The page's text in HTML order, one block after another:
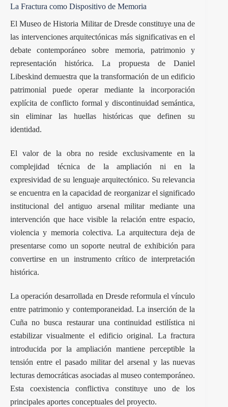
La Fractura como Dispositivo de Memoria
El Museo de Historia Militar de Dresde constituye una de
las intervenciones arquitectónicas más significativas en el
debate contemporáneo sobre memoria, patrimonio y
representación histórica. La propuesta de Daniel
Libeskind demuestra que la transformación de un edificio
patrimonial puede operar mediante la incorporación
explícita de conflicto formal y discontinuidad semántica,
sin eliminar las huellas históricas que definen su
identidad.
El valor de la obra no reside exclusivamente en la
complejidad técnica de la ampliación ni en la
expresividad de su lenguaje arquitectónico. Su relevancia
se encuentra en la capacidad de reorganizar el significado
institucional del antiguo arsenal militar mediante una
intervención que hace visible la relación entre espacio,
violencia y memoria colectiva. La arquitectura deja de
presentarse como un soporte neutral de exhibición para
convertirse en un instrumento crítico de interpretación
histórica.
La operación desarrollada en Dresde reformula el vínculo
entre patrimonio y contemporaneidad. La inserción de la
Cuña no busca restaurar una continuidad estilística ni
estabilizar visualmente el edificio original. La fractura
introducida por la ampliación mantiene perceptible la
tensión entre el pasado militar del arsenal y las nuevas
lecturas democráticas asociadas al museo contemporáneo.
Esta coexistencia conflictiva constituye uno de los
principales aportes conceptuales del proyecto.